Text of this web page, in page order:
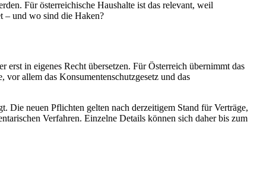
Für österreichische Haushalte ist das relevant, weil
– und wo sind die Haken?
in eigenes Recht übersetzen. Für Österreich übernimmt das
vor allem das Konsumentenschutzgesetz und das
Die neuen Pflichten gelten nach derzeitigem Stand für Verträge,
Verfahren. Einzelne Details können sich daher bis zum